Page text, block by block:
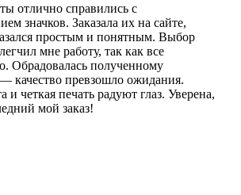
отлично справились с
значков. Заказала их на сайте,
простым и понятным. Выбор
мне работу, так как все
Обрадовалась полученному
— качество превзошло ожидания.
и четкая печать радуют глаз. Уверена,
мой заказ!